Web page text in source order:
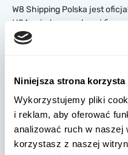
Niniejsza strona
Wykorzystujemy pliki
i reklam, aby oferować
analizować ruch w naszej
korzystasz z naszej
W8 Shipping Polska jest
USA, międzynarodowej firmy
samochodów z USA.
zorganizujemy ich dostawę z
+48 572 567 718